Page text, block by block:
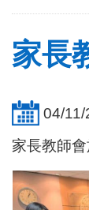
家長
04/11/
家長教師